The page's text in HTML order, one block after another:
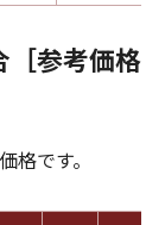
［参考価格
です。